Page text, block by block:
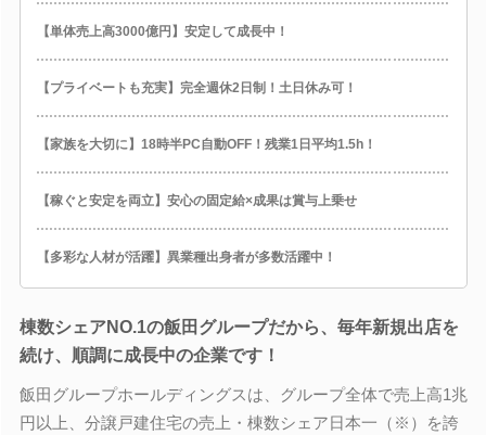
【単体売上高3000億円】安定して成長中！
【プライベートも充実】完全週休2日制！土日休み可！
【家族を大切に】18時半PC自動OFF！残業1日平均1.5h！
【稼ぐと安定を両立】安心の固定給×成果は賞与上乗せ
【多彩な人材が活躍】異業種出身者が多数活躍中！
棟数シェアNO.1の飯田グループだから、毎年新規出店を
続け、順調に成長中の企業です！
飯田グループホールディングスは、グループ全体で売上高1兆
円以上、分譲戸建住宅の売上・棟数シェア日本一（※）を誇